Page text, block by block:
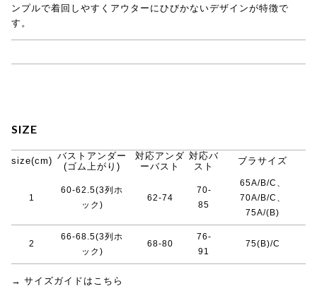
ンプルで着回しやすくアウターにひびかないデザインが特徴で
す。
SIZE
size(cm) バストアンダー
(ゴム上がり)
対応アンダ
ーバスト
対応バ
スト
ブラサイズ
1
60-62.5(3列ホ
ック)
62-74
70-
85
65A/B/C、
70A/B/C、
75A/(B)
2
66-68.5(3列ホ
ック)
68-80
76-
91
75(B)/C
→ サイズガイドはこちら